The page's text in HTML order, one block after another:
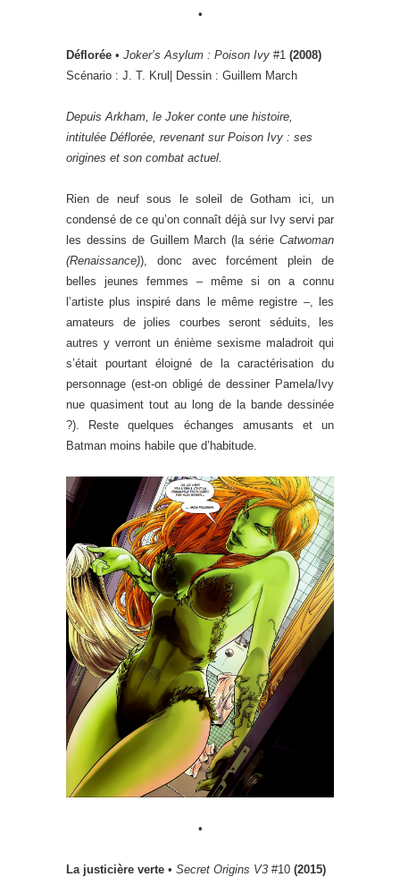
•
Déflorée • Joker’s Asylum : Poison Ivy #1 (2008)
Scénario : J. T. Krul| Dessin : Guillem March
Depuis Arkham, le Joker conte une histoire,
intitulée Déflorée, revenant sur Poison Ivy : ses
origines et son combat actuel.
Rien de neuf sous le soleil de Gotham ici, un
condensé de ce qu’on connaît déjà sur Ivy servi par
les dessins de Guillem March (la série Catwoman
(Renaissance)), donc avec forcément plein de
belles jeunes femmes – même si on a connu
l’artiste plus inspiré dans le même registre –, les
amateurs de jolies courbes seront séduits, les
autres y verront un énième sexisme maladroit qui
s’était pourtant éloigné de la caractérisation du
personnage (est-on obligé de dessiner Pamela/Ivy
nue quasiment tout au long de la bande dessinée
?). Reste quelques échanges amusants et un
Batman moins habile que d’habitude.
•
La justicière verte • Secret Origins V3 #10 (2015)